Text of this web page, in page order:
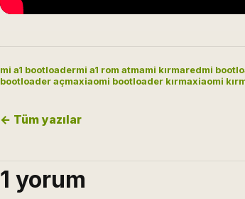
mi a1 bootloadermi a1 rom atmami kırmaredmi
bootloader açmaxiaomi bootloader kırmaxiaomi
← Tüm yazılar
1 yorum